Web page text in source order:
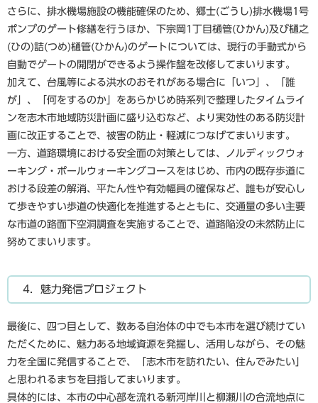
さらに、排水機場施設の機能確保のため、郷士(ごうし)排水機場1号
ポンプのゲート修繕を行うほか、下宗岡1丁目樋管(ひかん)及び樋之
(ひの)詰(つめ)樋管(ひかん)のゲートについては、現行の手動式から
自動でゲートの開閉ができるよう操作盤を改修してまいります。
加えて、台風等による洪水のおそれがある場合に「いつ」、「誰
が」、「何をするのか」をあらかじめ時系列で整理したタイムライ
ンを志木市地域防災計画に盛り込むなど、より実効性のある防災計
画に改正することで、被害の防止・軽減につなげてまいります。
一方、道路環境における安全面の対策としては、ノルディックウォ
ーキング・ポールウォーキングコースをはじめ、市内の既存歩道に
おける段差の解消、平たん性や有効幅員の確保など、誰もが安心し
て歩きやすい歩道の快適化を推進するとともに、交通量の多い主要
な市道の路面下空洞調査を実施することで、道路陥没の未然防止に
努めてまいります。
4．魅力発信プロジェクト
最後に、四つ目として、数ある自治体の中でも本市を選び続けてい
ただくために、魅力ある地域資源を発掘し、活用しながら、その魅
力を全国に発信することで、「志木市を訪れたい、住んでみたい」
と思われるまちを目指してまいります。
具体的には、本市の中心部を流れる新河岸川と柳瀬川の合流地点に